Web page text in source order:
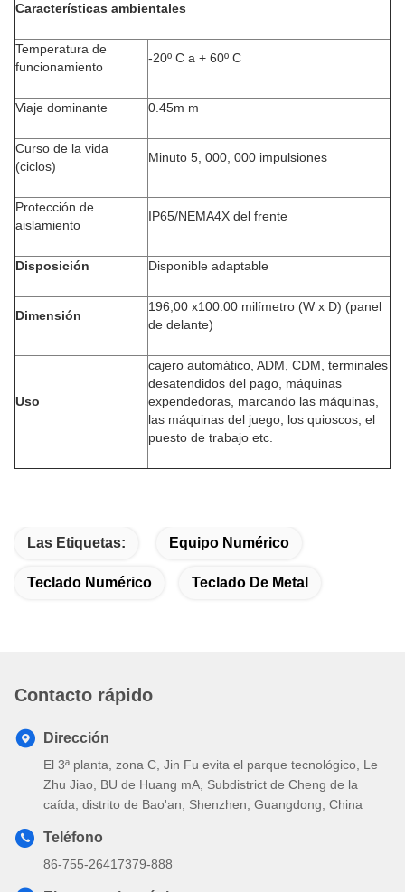
Características ambientales
Temperatura de
funcionamiento
-20º C a + 60º C
Viaje dominante 0.45m m
Curso de la vida
(ciclos)
Minuto 5, 000, 000 impulsiones
Protección de
aislamiento
IP65/NEMA4X del frente
Disposición Disponible adaptable
Dimensión
196,00 x100.00 milímetro (W x D) (panel
de delante)
Uso
cajero automático, ADM, CDM, terminales
desatendidos del pago, máquinas
expendedoras, marcando las máquinas,
las máquinas del juego, los quioscos, el
puesto de trabajo etc.
Las Etiquetas: Equipo Numérico
Teclado Numérico Teclado De Metal
Contacto rápido
Dirección
El 3ª planta, zona C, Jin Fu evita el parque tecnológico, Le
Zhu Jiao, BU de Huang mA, Subdistrict de Cheng de la
caída, distrito de Bao'an, Shenzhen, Guangdong, China
Teléfono
86-755-26417379-888